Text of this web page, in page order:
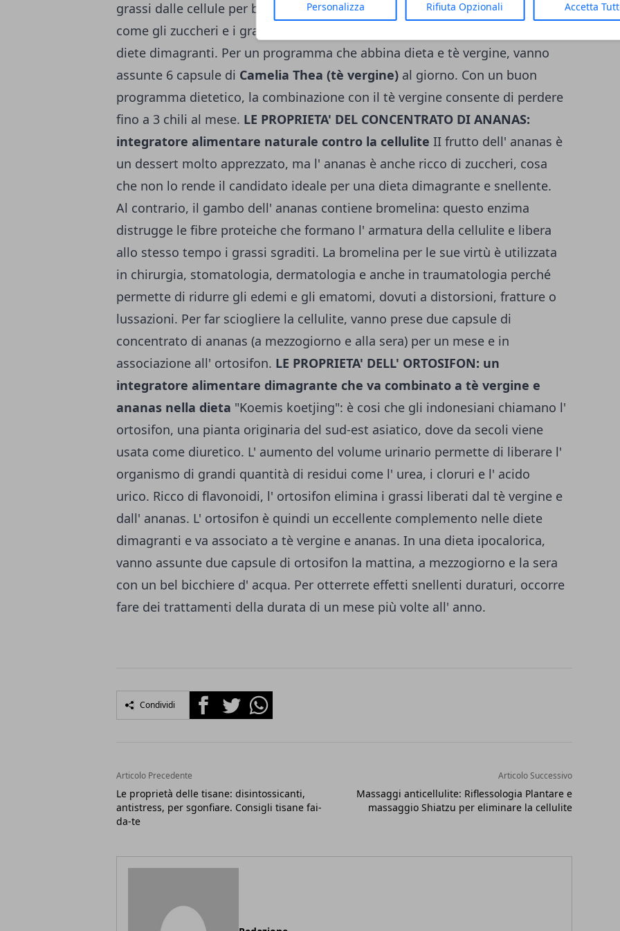
Personalizza Rifiuta Opzionali Accetta
grassi dalle cellule per bruciarli e rallenta l'assimilazione di certi nutrienti
come gli zuccheri e i grassi. Il tè vergine è attualmente raccomandato nelle
diete dimagranti. Per un programma che abbina dieta e tè vergine, vanno
assunte 6 capsule di Camelia Thea (tè vergine) al giorno. Con un buon
programma dietetico, la combinazione con il tè vergine consente di perdere
fino a 3 chili al mese. LE PROPRIETA' DEL CONCENTRATO DI ANANAS:
integratore alimentare naturale contro la cellulite II frutto dell' ananas è
un dessert molto apprezzato, ma l' ananas è anche ricco di zuccheri, cosa
che non lo rende il candidato ideale per una dieta dimagrante e snellente.
Al contrario, il gambo dell' ananas contiene bromelina: questo enzima
distrugge le fibre proteiche che formano l' armatura della cellulite e libera
allo stesso tempo i grassi sgraditi. La bromelina per le sue virtù è utilizzata
in chirurgia, stomatologia, dermatologia e anche in traumatologia perché
permette di ridurre gli edemi e gli ematomi, dovuti a distorsioni, fratture o
lussazioni. Per far sciogliere la cellulite, vanno prese due capsule di
concentrato di ananas (a mezzogiorno e alla sera) per un mese e in
associazione all' ortosifon. LE PROPRIETA' DELL' ORTOSIFON: un
integratore alimentare dimagrante che va combinato a tè vergine e
ananas nella dieta "Koemis koetjing": è cosi che gli indonesiani chiamano l'
ortosifon, una pianta originaria del sud-est asiatico, dove da secoli viene
usata come diuretico. L' aumento del volume urinario permette di liberare l'
organismo di grandi quantità di residui come l' urea, i cloruri e l' acido
urico. Ricco di flavonoidi, l' ortosifon elimina i grassi liberati dal tè vergine e
dall' ananas. L' ortosifon è quindi un eccellente complemento nelle diete
dimagranti e va associato a tè vergine e ananas. In una dieta ipocalorica,
vanno assunte due capsule di ortosifon la mattina, a mezzogiorno e la sera
con un bel bicchiere d' acqua. Per otterrete effetti snellenti duraturi, occorre
fare dei trattamenti della durata di un mese più volte all' anno.
Condividi FacebookTwitterWhatsapp
Articolo Precedente
Le proprietà delle tisane: disintossicanti,
antistress, per sgonfiare. Consigli tisane fai-
da-te
Articolo Successivo
Massaggi anticellulite: Riflessologia Plantare e
massaggio Shiatzu per eliminare la cellulite